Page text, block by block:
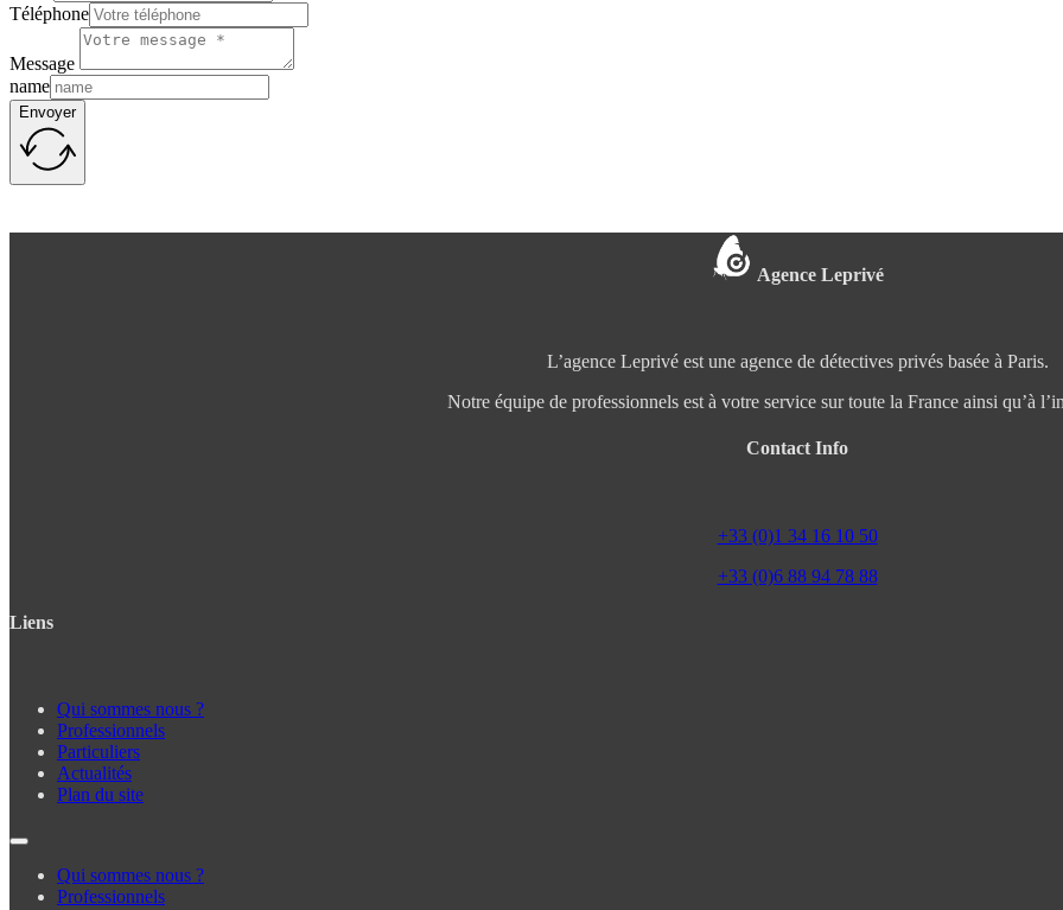
Téléphone
Message
name
Envoyer
Agence Leprivé
L’agence Leprivé est une agence de détectives privés basée à Paris.
Notre équipe de professionnels est à votre service sur toute la France ainsi qu’à
Contact Info
+33 (0)1 34 16 10 50
+33 (0)6 88 94 78 88
Liens
Qui sommes nous ?
Professionnels
Particuliers
Actualités
Plan du site
Qui sommes nous ?
Professionnels